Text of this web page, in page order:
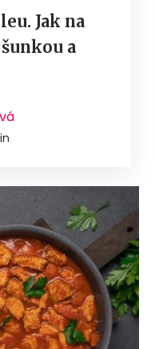
Jak na
a